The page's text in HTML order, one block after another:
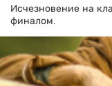
Исчезновение на
финалом.